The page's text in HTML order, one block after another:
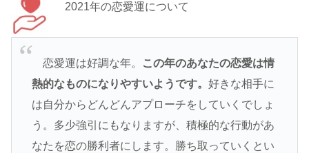
2021年の恋愛運について
恋愛運は好調な年。
この年のあなたの恋愛は情
熱的なものになりやすいようです。 好きな相手に
は自分からどんどんアプローチをしていくでしょ
う。多少強引にもなりますが、積極的な行動があ
なたを恋の勝利者にします。勝ち取っていくとい